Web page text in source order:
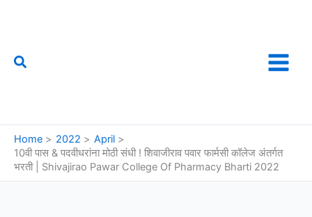
Search
Home 2022
April
10वी पास & पदवीधरांना मोठी संधी ! शिवाजीराव पवार फार्मसी कॉलेज अंतर्गत
भरती | Shivajirao Pawar College Of Pharmacy Bharti 2022